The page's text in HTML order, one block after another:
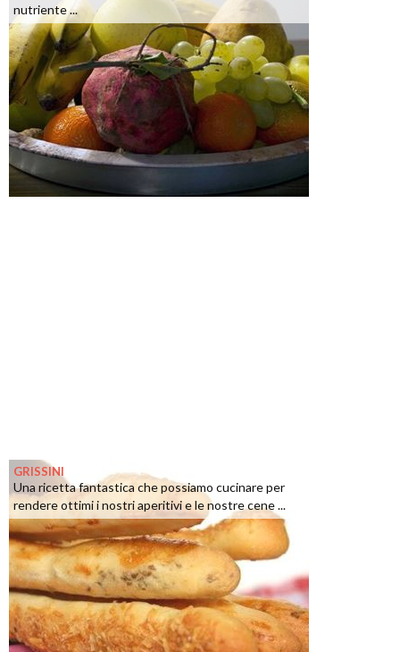
nutriente ...
GRISSINI
Una ricetta fantastica che possiamo cucinare per
rendere ottimi i nostri aperitivi e le nostre cene ...